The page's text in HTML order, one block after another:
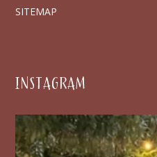
SITEMAP
INSTAGRAM